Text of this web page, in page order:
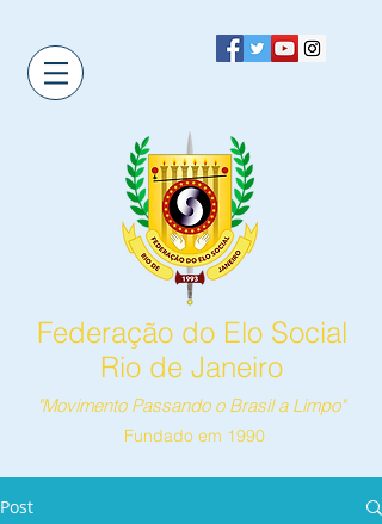
Federação do Elo Social
Rio de Janeiro
"Movimento Passando o Brasil a Limpo"
Fundado em 1990
Post